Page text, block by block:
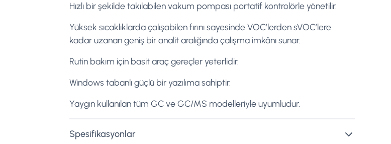
Hızlı bir şekilde takılabilen vakum pompası portatif kontrolörle yönetilir.
Yüksek sıcaklıklarda çalışabilen fırını sayesinde VOC’lerden sVOC’lere
kadar uzanan geniş bir analit aralığında çalışma imkânı sunar.
Rutin bakım için basit araç gereçler yeterlidir.
Windows tabanlı güçlü bir yazılıma sahiptir.
Yaygın kullanılan tüm GC ve GC/MS modelleriyle uyumludur.
Spesifikasyonlar